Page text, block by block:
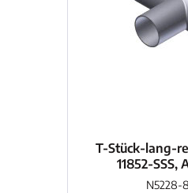
T-Stück-lang-
11852-SSS,
N5228-